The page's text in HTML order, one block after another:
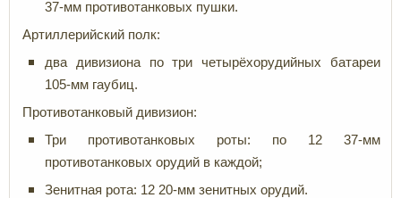
37-мм противотанковых пушки.
Артиллерийский полк:
два дивизиона по три четырёхорудийных батареи
105-мм гаубиц.
Противотанковый дивизион:
Три противотанковых роты: по 12 37-мм
противотанковых орудий в каждой;
Зенитная рота: 12 20-мм зенитных орудий.